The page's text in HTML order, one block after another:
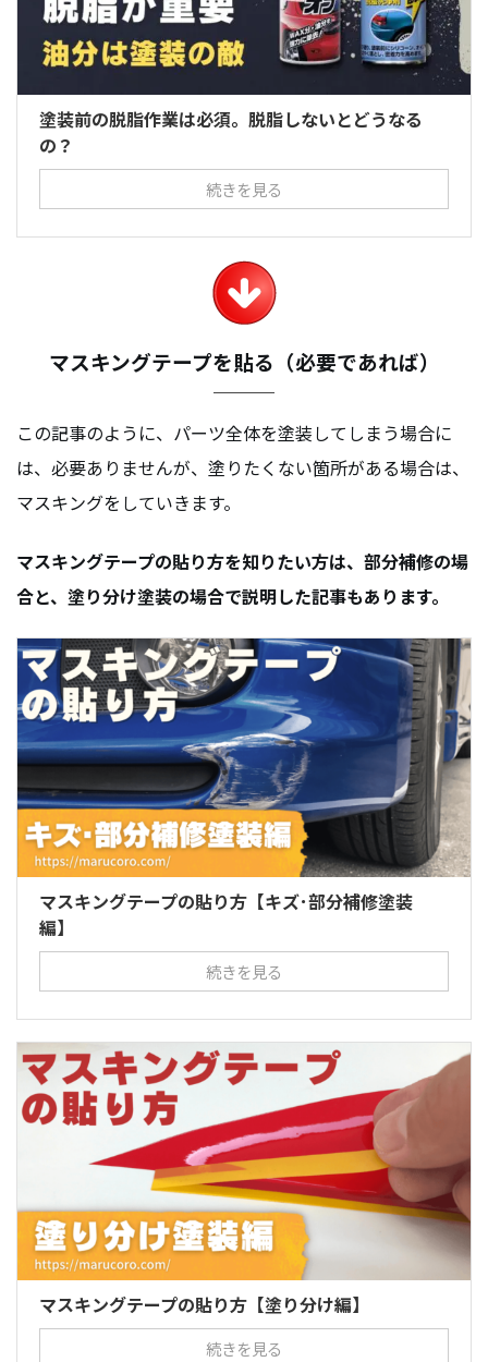
塗装前の脱脂作業は必須。脱脂しないとどうなる
の？
続きを見る
マスキングテープを貼る（必要であれば）
この記事のように、パーツ全体を塗装してしまう場合に
は、必要ありませんが、塗りたくない箇所がある場合は、
マスキングをしていきます。
マスキングテープの貼り方を知りたい方は、部分補修の場
合と、塗り分け塗装の場合で説明した記事もあります。
マスキングテープの貼り方【キズ･部分補修塗装
編】
続きを見る
マスキングテープの貼り方【塗り分け編】
続きを見る